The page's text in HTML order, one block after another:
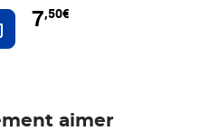
Ajouter au panier
7,50€
aimer